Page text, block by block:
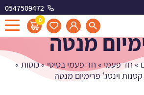
0547509472
0
וינטג'
מנטה
» חד פעמי » חד פעמי בסיסי»כוסות »
וינטג’ פרימיום מנטה